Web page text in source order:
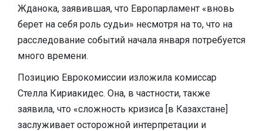
Жданока, заявившая, что Европарламент «вновь
берет на себя роль судьи» несмотря на то, что на
расследование событий начала января потребуется
много времени.
Позицию Еврокомиссии изложила комиссар
Стелла Кириакидес. Она, в частности, также
заявила, что «сложность кризиса [в Казахстане]
заслуживает осторожной интерпретации и